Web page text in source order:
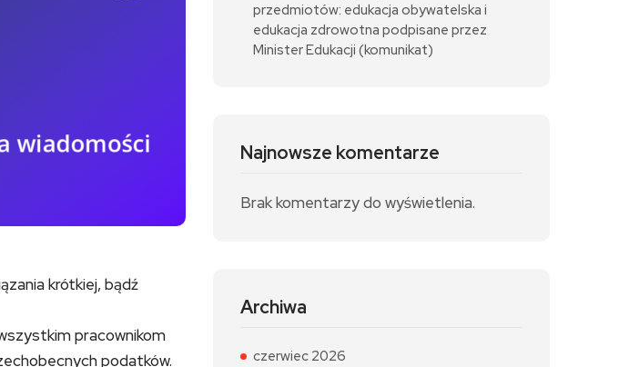
krótkiej, bądź
pracownikom
podatków.
przedmiotów: edukacja obywatelska i
edukacja zdrowotna podpisane przez
Minister Edukacji (komunikat)
Najnowsze komentarze
Brak komentarzy do wyświetlenia.
Archiwa
czerwiec 2026